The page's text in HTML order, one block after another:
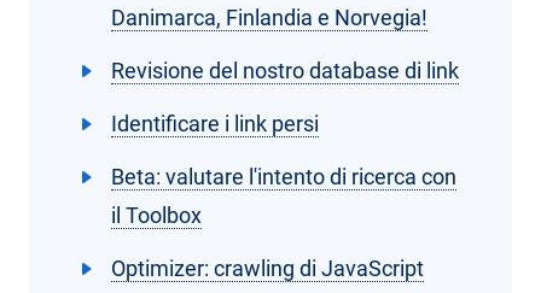
Danimarca, Finlandia e Norvegia!
Revisione del nostro database di link
Identificare i link persi
Beta: valutare l'intento di ricerca con
il Toolbox
Optimizer: crawling di JavaScript